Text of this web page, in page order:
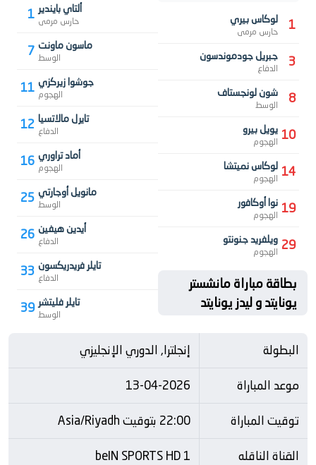
1 ألتاي بايندير
حارس مرمى
7 ماسون ماونت
الوسط
11 جوشوا زيركزي
الهجوم
12 تايرل مالاتسيا
الدفاع
16 أماد تراوري
الهجوم
25 مانويل أوجارتي
الوسط
26 أيدين هيفين
الدفاع
33 تايلر فريدريكسون
الدفاع
39 تايلر فليتشر
الوسط
1 لوكاس بيري
حارس مرمى
3 جبريل جودموندسون
الدفاع
8 شون لونجستاف
الوسط
10 يويل بيرو
الهجوم
14 لوكاس نميتشا
الهجوم
19 نوا أوكافور
الهجوم
29 ويلفريد جنونتو
الهجوم
بطاقة مباراة مانشستر
يونايتد و ليدز يونايتد
البطولة
إنجلترا, الدوري الإنجليزي
موعد المباراة
13-04-2026
توقيت المباراة
22:00 بتوقيت Asia/Riyadh
القناة الناقله
beIN SPORTS HD 1